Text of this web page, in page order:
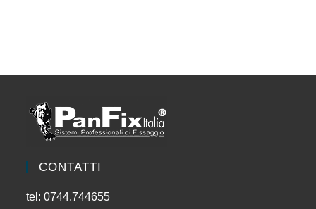
CONTATTI
tel: 0744.744655